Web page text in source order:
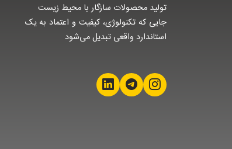
تولید محصولات سازگار با محیط زیست
جایی که تکنولوژی، کیفیت و اعتماد به یک
استاندارد واقعی تبدیل می‌شود